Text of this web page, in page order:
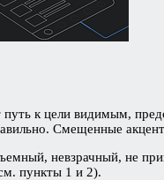
к цели видимым,
Смещенные
невзрачный, не
пункты 1 и 2).